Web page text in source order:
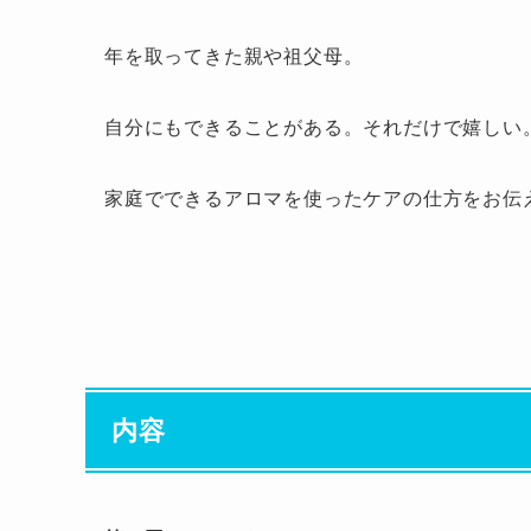
年を取ってきた親や祖父母。
自分にもできることがある。それだけで嬉しい。
家庭でできるアロマを使ったケアの仕方をお伝
内容